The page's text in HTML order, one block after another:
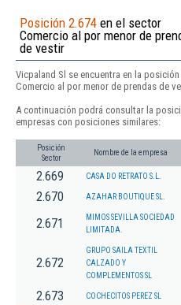
Posición 2.674 en el sector
Comercio al por menor de
de vestir
Vicpaland Sl se encuentra en la
Comercio al por menor de prendas de
A continuación podrá consultar la
empresas con posiciones similares:
Posición
Sector
Nombre de la empresa
2.669 CASA DO RETRATO S.L.
2.670 AZAHAR BOUTIQUE SL.
2.671
MIMOS SEVILLA SOCIEDAD
LIMITADA.
2.672
GRUPO SAILA TEXTIL
CALZADO Y
COMPLEMENTOS SL
2.673 COCHECITOS PEREZ SL